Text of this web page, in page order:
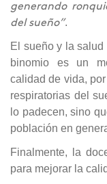
generando
del sueño”.
El sueño y la
binomio es un
calidad de vida,
respiratorias del
lo padecen, sino
población en
Finalmente, la
para mejorar la